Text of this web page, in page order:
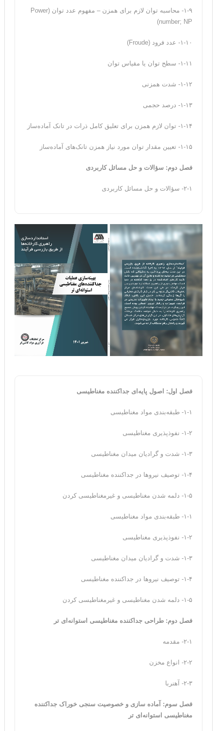
۱-۹- محاسبه توان لازم برای همزن – مفهوم عدد توان (Power
number; NP)
۱-۱۰- عدد فرود (Froude)
۱-۱۱- سطح توان یا مقیاس توان
۱-۱۲- شدت همزنی
۱-۱۳- درصد حجمی
۱-۱۴- توان لازم همزن برای تعلیق کامل ذرات در تانک آماده‌ساز
۱-۱۵- تعیین مقدار توان مورد نیاز همزن تانک‌های آماده‌ساز
فصل دوم: سؤالات و حل مسائل کاربردی
۲-۱- سؤالات و حل مسائل کاربردی
فصل اول: اصول پایه‌ای جداکننده مغناطیسی
۱-۱- طبقه‌بندی مواد مغناطیسی
۱-۲- نفوذپذیری مغناطیسی
۱-۳- شدت و گرادیان میدان مغناطیسی
۱-۴- توصیف نیروها در جداکننده مغناطیسی
۱-۵- دلمه شدن مغناطیسی و غیرمغناطیسی کردن
۱-۱- طبقه‌بندی مواد مغناطیسی
۱-۲- نفوذپذیری مغناطیسی
۱-۳- شدت و گرادیان میدان مغناطیسی
۱-۴- توصیف نیروها در جداکننده مغناطیسی
۱-۵- دلمه شدن مغناطیسی و غیرمغناطیسی کردن
فصل دوم: طراحی جداکننده مغناطیسی استوانه‌ای تر
‌۲-۱- مقدمه
۲-۲- انواع مخزن
۲-۳- آهنربا
فصل سوم: آماده سازی و خصوصیت سنجی خوراک جداکننده
مغناطیسی استوانه‌ای تر